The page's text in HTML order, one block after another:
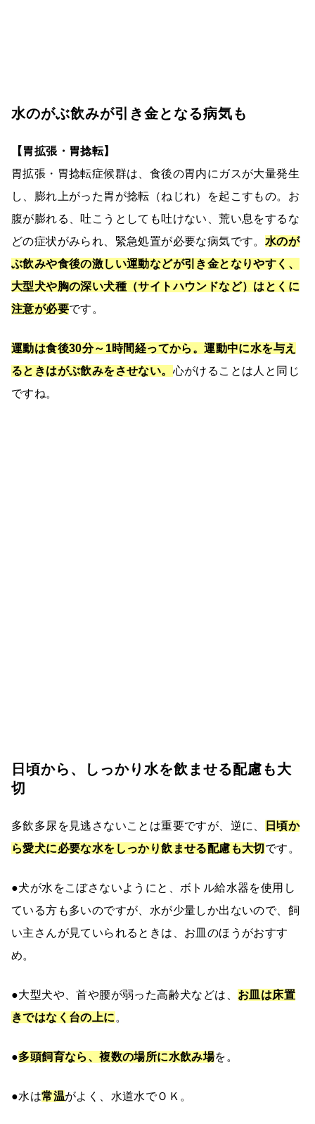
水のがぶ飲みが引き金となる病気も
【胃拡張・胃捻転】
胃拡張・胃捻転症候群は、食後の胃内にガスが大量発生
し、膨れ上がった胃が捻転（ねじれ）を起こすもの。お
腹が膨れる、吐こうとしても吐けない、荒い息をするな
どの症状がみられ、緊急処置が必要な病気です。 水のが
ぶ飲みや食後の激しい運動などが引き金となりやすく、
大型犬や胸の深い犬種（サイトハウンドなど）はとくに
注意が必要です。
運動は食後30分～1時間経ってから。運動中に水を与え
るときはがぶ飲みをさせない。 心がけることは人と同じ
ですね。
日頃から、しっかり水を飲ませる配慮も大
切
多飲多尿を見逃さないことは重要ですが、逆に、
日頃か
ら愛犬に必要な水をしっかり飲ませる配慮も大切 です。
●犬が水をこぼさないようにと、ボトル給水器を使用し
ている方も多いのですが、水が少量しか出ないので、飼
い主さんが見ていられるときは、お皿のほうがおすす
め。
●大型犬や、首や腰が弱った高齢犬などは、 お皿は床置
きではなく台の上に 。
●多頭飼育なら、複数の場所に水飲み場を。
●水は常温がよく、水道水でＯＫ。